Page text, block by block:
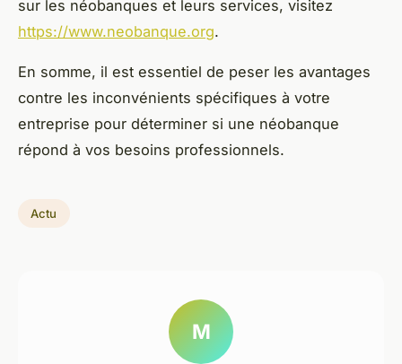
sur les néobanques et leurs services, visitez
https://www.neobanque.org.
En somme, il est essentiel de peser les avantages
contre les inconvénients spécifiques à votre
entreprise pour déterminer si une néobanque
répond à vos besoins professionnels.
Actu
M